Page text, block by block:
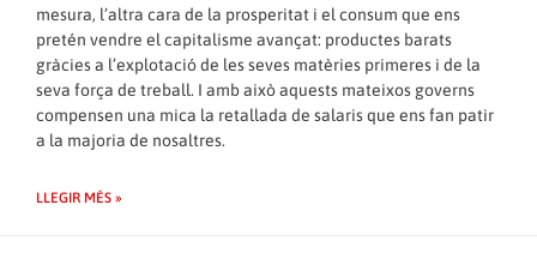
mesura, l’altra cara de la prosperitat i el consum que ens
pretén vendre el capitalisme avançat: productes barats
gràcies a l’explotació de les seves matèries primeres i de la
seva força de treball. I amb això aquests mateixos governs
compensen una mica la retallada de salaris que ens fan patir
a la majoria de nosaltres.
LLEGIR MÉS »